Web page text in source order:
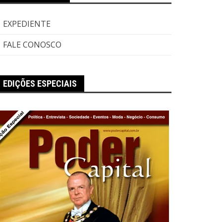
EXPEDIENTE
FALE CONOSCO
EDIÇÕES ESPECIAIS